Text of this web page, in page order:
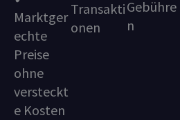
Marktger
echte
Preise
ohne
versteckt
e Kosten
Transakti
onen
Gebühre
n